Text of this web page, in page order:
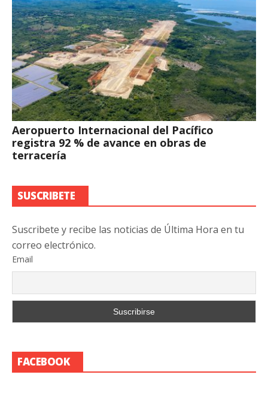
Aeropuerto Internacional del Pacífico
registra 92 % de avance en obras de
terracería
SUSCRIBETE
Suscribete y recibe las noticias de Última Hora en tu
correo electrónico.
Email
FACEBOOK